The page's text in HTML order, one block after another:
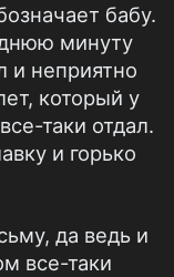
бабу.
минуту
и неприятно
который у
таки отдал.
и горько
да ведь и
все-таки